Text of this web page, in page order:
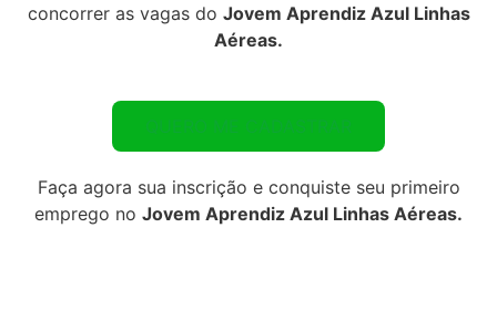
concorrer as vagas do Jovem Aprendiz Azul Linhas
Aéreas.
QUERO ME CADASTRAR
Faça agora sua inscrição e conquiste seu primeiro
emprego no Jovem Aprendiz Azul Linhas Aéreas.